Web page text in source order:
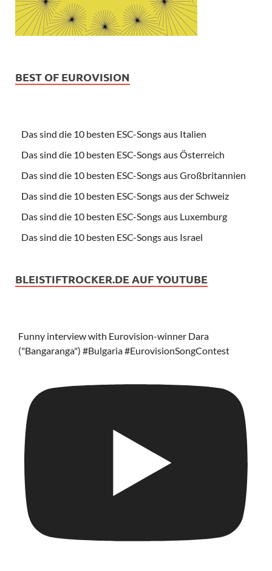
BEST OF EUROVISION
Das sind die 10 besten ESC-Songs aus Italien
Das sind die 10 besten ESC-Songs aus Österreich
Das sind die 10 besten ESC-Songs aus Großbritannien
Das sind die 10 besten ESC-Songs aus der Schweiz
Das sind die 10 besten ESC-Songs aus Luxemburg
Das sind die 10 besten ESC-Songs aus Israel
BLEISTIFTROCKER.DE AUF YOUTUBE
Funny interview with Eurovision-winner Dara
("Bangaranga") #Bulgaria #EurovisionSongContest